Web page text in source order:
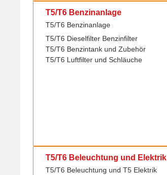
T5/T6 Benzinanlage
T5/T6 Benzinanlage
T5/T6 Dieselfilter Benzinfilter
T5/T6 Benzintank und Zubehör
T5/T6 Luftfilter und Schläuche
T5/T6 Beleuchtung und Elektrik
T5/T6 Beleuchtung und T5 Elektrik